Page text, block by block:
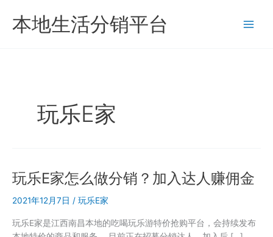
本地生活分销平台
玩乐E家
玩乐E家怎么做分销？加入达人赚佣金
2021年12月7日 / 玩乐E家
玩乐E家是江西南昌本地的吃喝玩乐游特价抢购平台，会持续发布